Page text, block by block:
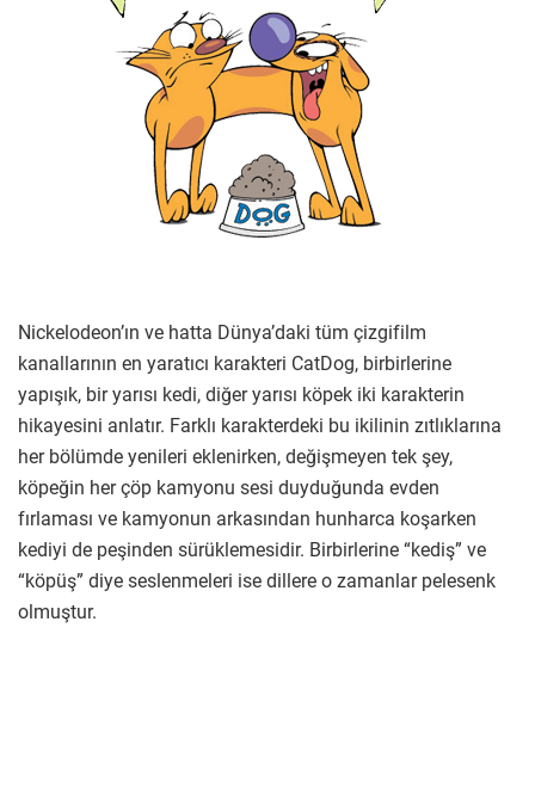
Nickelodeon’ın ve hatta Dünya’daki tüm çizgifilm
kanallarının en yaratıcı karakteri CatDog, birbirlerine
yapışık, bir yarısı kedi, diğer yarısı köpek iki karakterin
hikayesini anlatır. Farklı karakterdeki bu ikilinin zıtlıklarına
her bölümde yenileri eklenirken, değişmeyen tek şey,
köpeğin her çöp kamyonu sesi duyduğunda evden
fırlaması ve kamyonun arkasından hunharca koşarken
kediyi de peşinden sürüklemesidir. Birbirlerine “kediş” ve
“köpüş” diye seslenmeleri ise dillere o zamanlar pelesenk
olmuştur.